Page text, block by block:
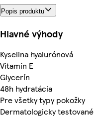
Popis produktu
Hlavné výhody
Kyselina hyalurónová
Vitamín E
Glycerín
48h hydratácia
Pre všetky typy pokožky
Dermatologicky testované